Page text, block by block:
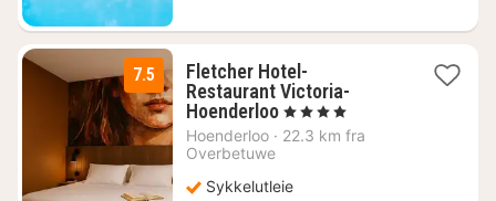
7.5
Fletcher Hotel-
Restaurant Victoria-
Hoenderloo1
natt
kr.
, 4 Stjerner
Hoenderloo · 22.3 km fra
Overbetuwe
Sykkelutleie